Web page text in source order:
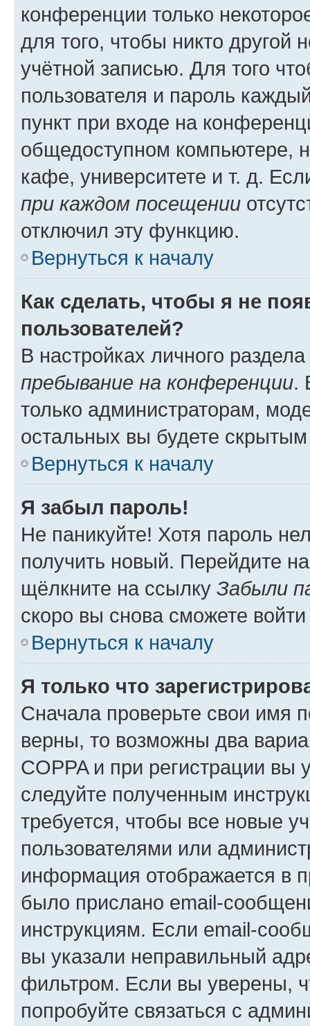
конференции только
для того, чтобы никто другой
учётной записью. Для того
пользователя и пароль
пункт при входе на
общедоступном компьютере,
кафе, университете и т. д.
при каждом посещении
отключил эту функцию.
Вернуться к началу
Как сделать, чтобы я не
пользователей?
В настройках личного
пребывание на конференции.
только администраторам,
остальных вы будете
Вернуться к началу
Я забыл пароль!
Не паникуйте! Хотя пароль
получить новый. Перейдите
щёлкните на ссылку Забыли
скоро вы снова сможете
Вернуться к началу
Я только что
Сначала проверьте свои имя
верны, то возможны два
COPPA и при регистрации вы
следуйте полученным
требуется, чтобы все новые
пользователями или
информация отображается в
было прислано email-
инструкциям. Если email-
вы указали неправильный
фильтром. Если вы уверены,
попробуйте связаться с